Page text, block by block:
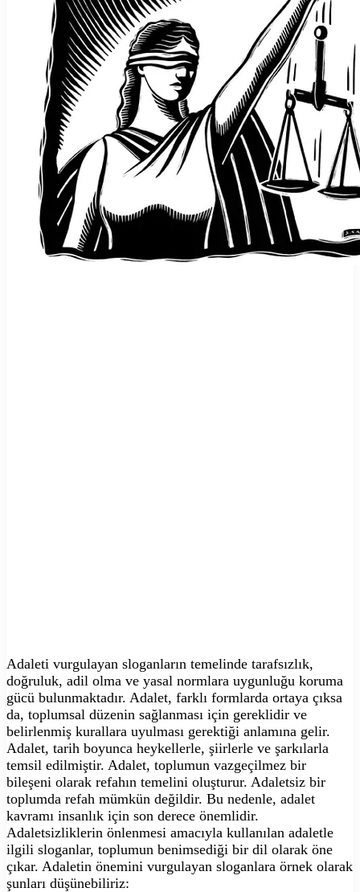
Adaleti vurgulayan sloganların temelinde tarafsızlık,
doğruluk, adil olma ve yasal normlara uygunluğu koruma
gücü bulunmaktadır. Adalet, farklı formlarda ortaya çıksa
da, toplumsal düzenin sağlanması için gereklidir ve
belirlenmiş kurallara uyulması gerektiği anlamına gelir.
Adalet, tarih boyunca heykellerle, şiirlerle ve şarkılarla
temsil edilmiştir. Adalet, toplumun vazgeçilmez bir
bileşeni olarak refahın temelini oluşturur. Adaletsiz bir
toplumda refah mümkün değildir. Bu nedenle, adalet
kavramı insanlık için son derece önemlidir.
Adaletsizliklerin önlenmesi amacıyla kullanılan adaletle
ilgili sloganlar, toplumun benimsediği bir dil olarak öne
çıkar. Adaletin önemini vurgulayan sloganlara örnek olarak
şunları düşünebiliriz: